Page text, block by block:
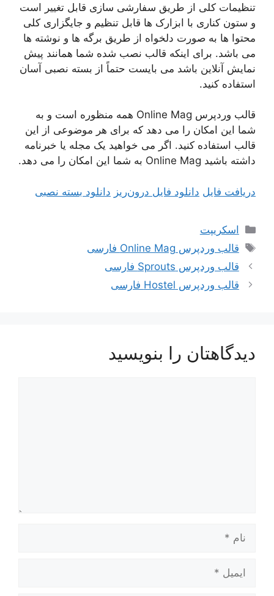
تنظیمات کلی از طریق سفارشی سازی قابل تغییر است
و ستون کناری با ابزارک ها قابل تنظیم و جایگزاری کلی
محتوا ها به صورت دلخواه از طریق برگه ها و نوشته ها
می باشد. برای اینکه قالب نصب شده شما همانند پیش
نمایش آنلاین باشد می بایست حتماً از بسته نصبی آسان
استفاده کنید.
قالب وردپرس Online Mag همه منظوره است و به
شما این امکان را می دهد که برای هر موضوعی از این
قالب استفاده کنید. اگر می خواهید یک مجله یا خبرنامه
داشته باشید Online Mag به شما این امکان را می دهد.
دریافت فایل دانلود فایل درون‌ریز دانلود بسته نصبی
دسته‌ها
اسکریپت
برچسب‌ها
قالب وردپرس Online Mag فارسی
قالب وردپرس Sprouts فارسی
قالب وردپرس Hostel فارسی
دیدگاهتان را بنویسید